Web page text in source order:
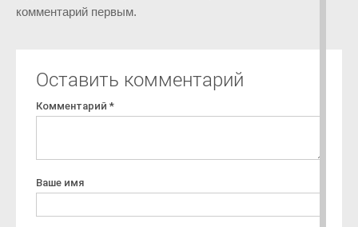
комментарий первым.
Оставить комментарий
Комментарий *
Ваше имя